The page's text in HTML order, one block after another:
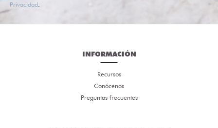
Privacidad.
INFORMACIÓN
Recursos
Conócenos
Preguntas frecuentes